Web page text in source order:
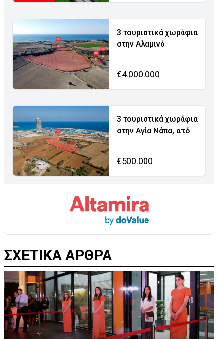
3 τουριστικά χωράφια
στην Αλαμινό
€4.000.000
3 τουριστικά χωράφια
στην Αγία Νάπα, από
€500.000
ΣΧΕΤΙΚΑ ΑΡΘΡΑ